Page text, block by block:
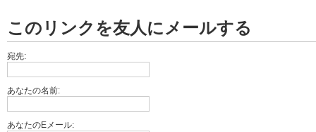
このリンクを友人にメールする
宛先:
あなたの名前:
あなたのEメール: